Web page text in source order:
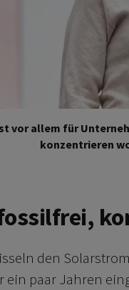
vor allem für
konzentrieren
den
paar Jahren